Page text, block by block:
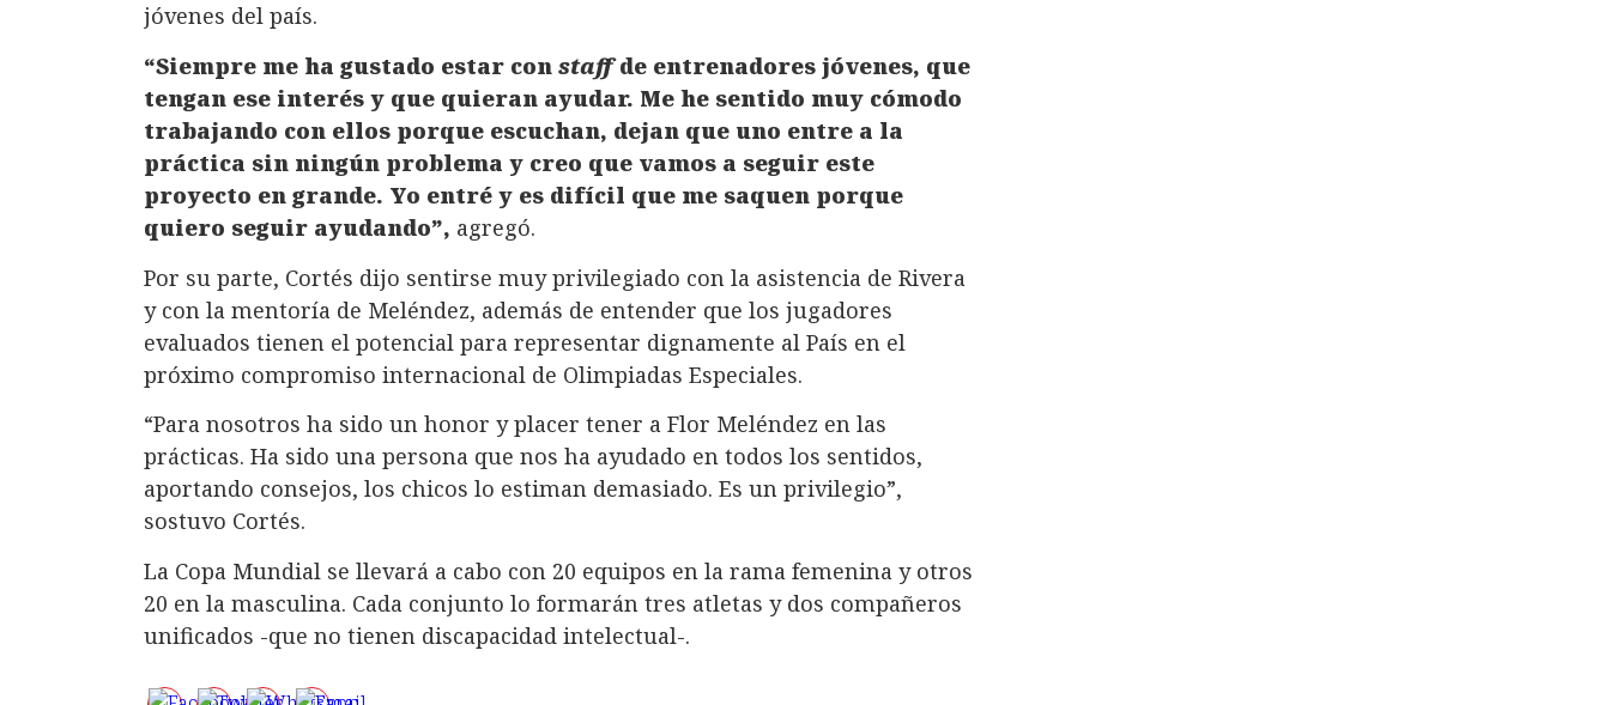
jóvenes del país.
“Siempre me ha gustado estar con staffde entrenadores jóvenes, que
tengan ese interés y que quieran ayudar. Me he sentido muy cómodo
trabajando con ellos porque escuchan, dejan que uno entre a la
práctica sin ningún problema y creo que vamos a seguir este
proyecto en grande. Yo entré y es difícil que me saquen porque
quiero seguir ayudando”, agregó.
Por su parte, Cortés dijo sentirse muy privilegiado con la asistencia de Rivera
y con la mentoría de Meléndez, además de entender que los jugadores
evaluados tienen el potencial para representar dignamente al País en el
próximo compromiso internacional de Olimpiadas Especiales.
“Para nosotros ha sido un honor y placer tener a Flor Meléndez en las
prácticas. Ha sido una persona que nos ha ayudado en todos los sentidos,
aportando consejos, los chicos lo estiman demasiado. Es un privilegio”,
sostuvo Cortés.
La Copa Mundial se llevará a cabo con 20 equipos en la rama femenina y otros
20 en la masculina. Cada conjunto lo formarán tres atletas y dos compañeros
unificados -que no tienen discapacidad intelectual-.